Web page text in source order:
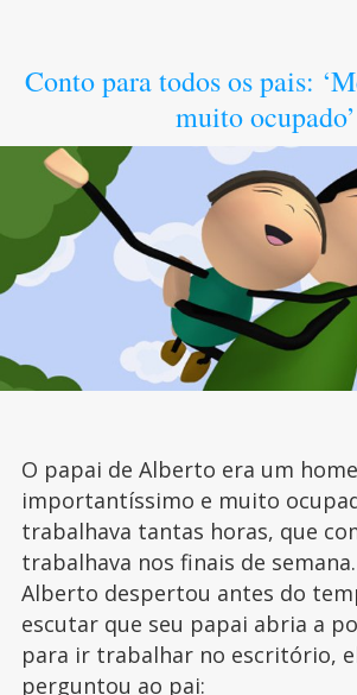
Conto para todos os pais:
muito ocupado’
O papai de Alberto era um
importantíssimo e muito
trabalhava tantas horas, que
trabalhava nos finais de
Alberto despertou antes do
escutar que seu papai abria a
para ir trabalhar no escritório,
perguntou ao pai: